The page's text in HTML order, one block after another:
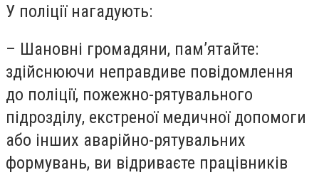
У поліції нагадують:
– Шановні громадяни, пам’ятайте:
здійснюючи неправдиве повідомлення
до поліції, пожежно-рятувального
підрозділу, екстреної медичної допомоги
або інших аварійно-рятувальних
формувань, ви відриваєте працівників